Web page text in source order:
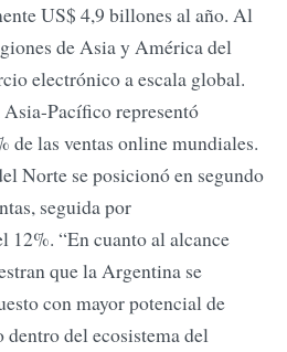
US$ 4,9 billones al año. Al
de Asia y América del
electrónico a escala global.
Pacífico representó
de las ventas online mundiales.
Norte se posicionó en segundo
seguida por
12%. “En cuanto al alcance
que la Argentina se
con mayor potencial de
del ecosistema del